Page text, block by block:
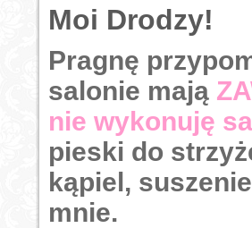
Moi Drodzy!
Pragnę
salonie mają
nie wykonuję
pieski do
kąpiel,
mnie.